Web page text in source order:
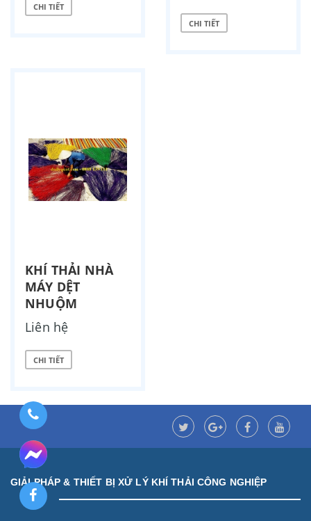
CHI TIẾT
CHI TIẾT
KHÍ THẢI NHÀ
MÁY DỆT
NHUỘM
Liên hệ
CHI TIẾT
GIẢI PHÁP & THIẾT BỊ XỬ LÝ KHÍ THẢI CÔNG NGHIỆP